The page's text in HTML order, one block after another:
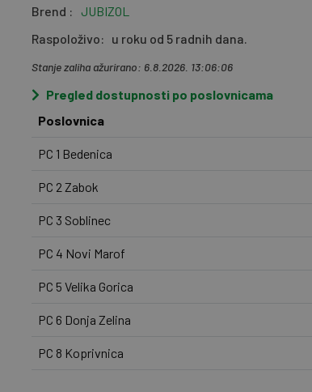
Brend :
JUBIZOL
Raspoloživo: u roku od 5 radnih dana.
Stanje zaliha ažurirano: 6.8.2026. 13:06:06
Pregled dostupnosti po poslovnicama
Poslovnica
PC 1 Bedenica
PC 2 Zabok
PC 3 Soblinec
PC 4 Novi Marof
PC 5 Velika Gorica
PC 6 Donja Zelina
PC 8 Koprivnica